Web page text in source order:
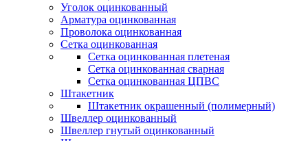
Уголок оцинкованный
Арматура оцинкованная
Проволока оцинкованная
Сетка оцинкованная
Сетка оцинкованная плетеная
Сетка оцинкованная сварная
Сетка оцинкованная ЦПВС
Штакетник
Штакетник окрашенный (полимерный)
Швеллер оцинкованный
Швеллер гнутый оцинкованный